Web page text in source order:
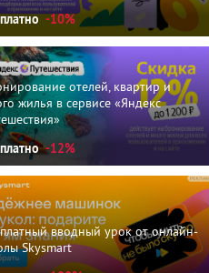
-10%
отелей, квартир и
жилья в сервисе «Яндекс
-12%
вводный урок от онлайн-
Skysmart